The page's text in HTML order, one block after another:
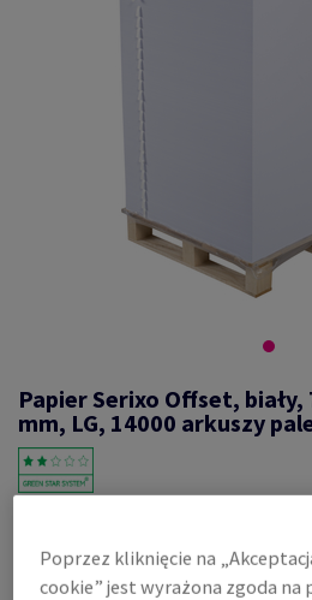
Papier Serixo Offset, biały,
mm, LG, 14000 arkuszy
Serixo, Offset, biały, bezdrzewny ECF,
LG, nieryzowane na pal. 14000 ark., flaga
Poprzez kliknięcie na
cookie” jest wyrażona zgoda na